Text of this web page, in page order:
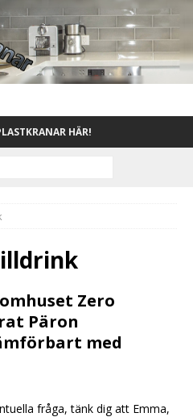
HÄR!
Zero
Päron
med
fråga, tänk dig att Emma,